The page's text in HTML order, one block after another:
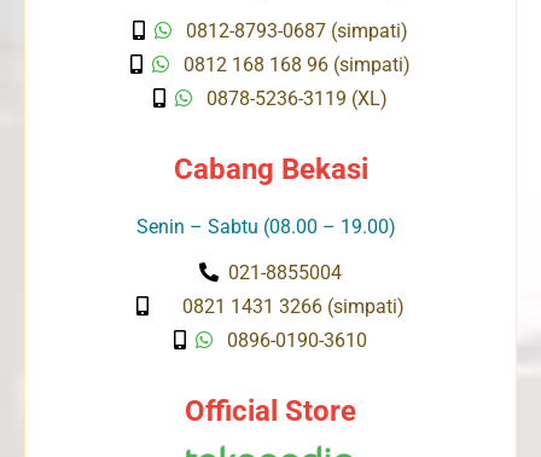
0812-8793-0687 (simpati)
0812 168 168 96 (simpati)
0878-5236-3119 (XL)
Cabang Bekasi
Senin – Sabtu (08.00 – 19.00)
021-8855004
0821 1431 3266 (simpati)
0896-0190-3610
Official Store